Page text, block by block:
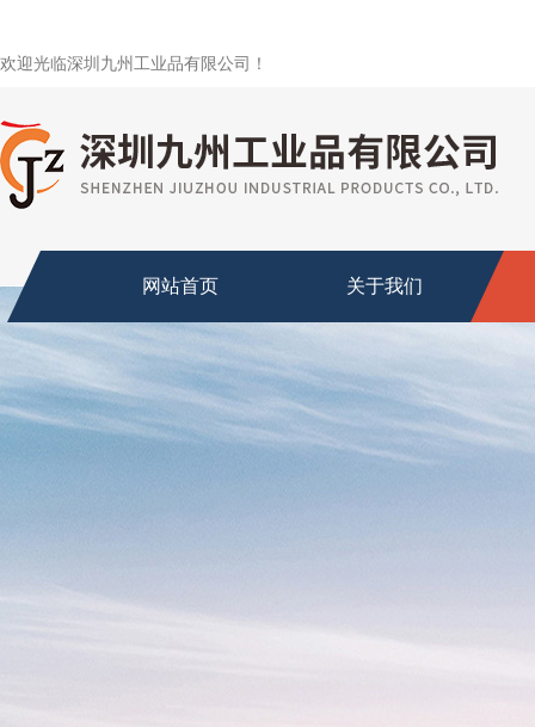
欢迎光临深圳九州工业品有限公司！
网站首页 关于我们